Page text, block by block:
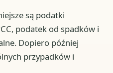
są podatki
podatek od spadków i
Dopiero później
przypadków i